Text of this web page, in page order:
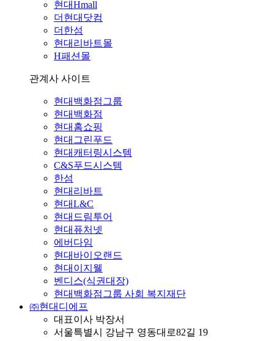
현대Hmall
더현대닷컴
더한섬
현대리바트몰
H패션몰
관계사 사이트
현대백화점그룹
현대백화점
현대홈쇼핑
현대그린푸드
현대캐터링시스템
C&S푸드시스템
한섬
현대리바트
현대L&C
현대드림투어
현대퓨처넷
에버다임
현대바이오랜드
현대이지웰
벤디스(식권대장)
현대백화점그룹 사회 복지재단
㈜현대디에프
대표이사 박장서
서울특별시 강남구 영동대로82길 19